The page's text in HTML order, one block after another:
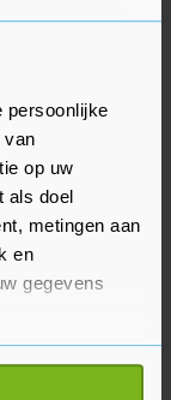
persoonlijke
van
op uw
als doel
metingen aan
en
gegevens